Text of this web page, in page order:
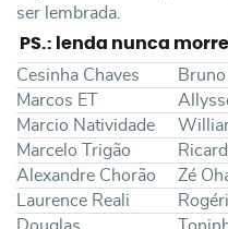
ser lembrada.
PS.: lenda nunca
Cesinha Chaves
Marcos ET
Marcio Natividade
Marcelo Trigão
Alexandre Chorão
Zé
Laurence Reali
Douglas